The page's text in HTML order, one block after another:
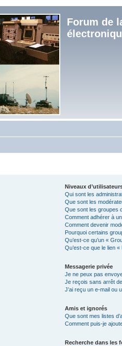
Forum de
Niveaux
Qui sont les
Que sont les
Que sont les groupes
Comment adhérer à
Comment devenir
Pourquoi certains
Qu’est-ce qu’un «
Qu’est-ce que le lien «
Messagerie privée
Je ne peux pas
Je reçois sans arrêt
J’ai reçu un e-mail ou
Amis et ignorés
Que sont mes listes
Comment puis-je
Recherche dans les